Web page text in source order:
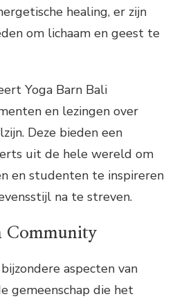
healing, er zijn
om lichaam en geest te
Yoga Barn Bali
en lezingen over
Deze bieden een
uit de hele wereld om
en studenten te inspireren
na te streven.
Community
aspecten van
gemeenschap die het